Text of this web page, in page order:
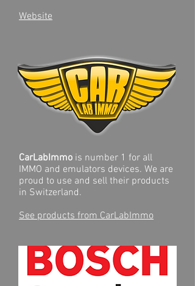
Website
CarLabImmo is number 1 for all
IMMO and emulators devices. We are
proud to use and sell their products
in Switzerland.
See products from CarLabImmo